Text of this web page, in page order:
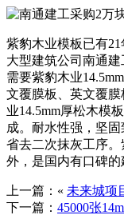
紫豹木业模板已有
大型建筑公司南通
需要紫豹木业
文覆膜板、英文覆
业14.5mm厚松木模
成。耐水性强，坚
省去二次抹灰工序。
外，是国内有口碑的
上一篇：« 未来城项
下一篇： 45000张